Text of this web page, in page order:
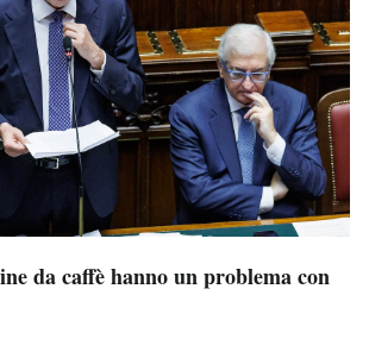
da caffè hanno un problema con